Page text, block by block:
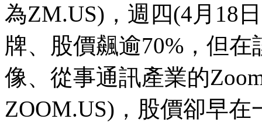
為ZM.US)，週四(4月18
牌、股價飆逾70%，但
像、從事通訊產業的
ZOOM.US)，股價卻早